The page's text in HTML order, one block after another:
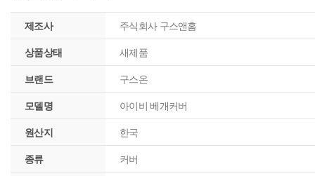
제조사 주식회사 구스앤홈
상품상태 새제품
브랜드 구스온
모델명 아이비 베개커버
원산지 한국
종류 커버